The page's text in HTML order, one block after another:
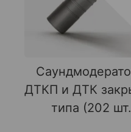
ДТКП и ДТК
типа (202